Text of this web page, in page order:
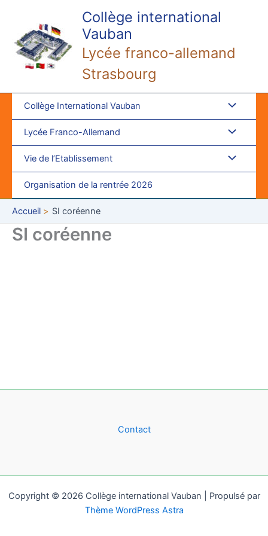
contenu
Collège international
Vauban
Lycée franco-allemand
Strasbourg
Collège International Vauban
Lycée Franco-Allemand
Vie de l’Etablissement
Organisation de la rentrée 2026
Accueil SI coréenne
SI coréenne
Contact
Copyright © 2026 Collège international Vauban | Propulsé par
Thème WordPress Astra